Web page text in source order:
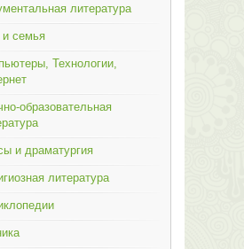
литература
семья
Технологии,
образовательная
и драматургия
литература